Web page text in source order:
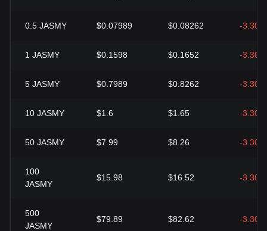
0.5 JASMY $0.07989 $0.08262 -3.30%
1 JASMY $0.1598 $0.1652 -3.30%
5 JASMY $0.7989 $0.8262 -3.30%
10 JASMY $1.6 $1.65 -3.30%
50 JASMY $7.99 $8.26 -3.30%
100
JASMY
$15.98 $16.52 -3.30%
500
JASMY
$79.89 $82.62 -3.30%